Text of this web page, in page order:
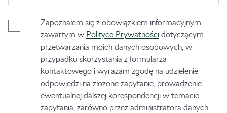
Zapoznałem się z obowiązkiem informacyjnym
zawartym w Polityce Prywatności dotyczącym
przetwarzania moich danych osobowych, w
przypadku skorzystania z formularza
kontaktowego i wyrażam zgodę na udzielenie
odpowiedzi na złożone zapytanie, prowadzenie
ewentualnej dalszej korespondencji w temacie
zapytania, zarówno przez administratora danych